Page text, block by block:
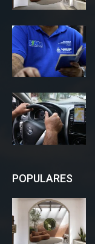
POPULARES